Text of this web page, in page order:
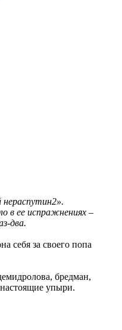
нераспутин2».
в ее испражнениях –
два.
себя за своего попа
бредман,
упыри.